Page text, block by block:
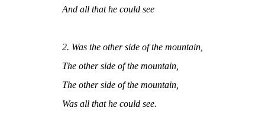
And all that he could see
2. Was the other side of the mountain,
The other side of the mountain,
The other side of the mountain,
Was all that he could see.